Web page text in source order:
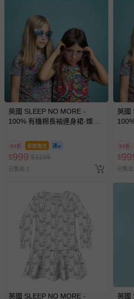
英國 SLEEP NO MORE -
100% 有機棉長袖連身裙-燦爛
83折 即將售完
$999 $1199
已售出 1
英國
83折
$
已售出
英國 SLEEP NO MORE - 英國